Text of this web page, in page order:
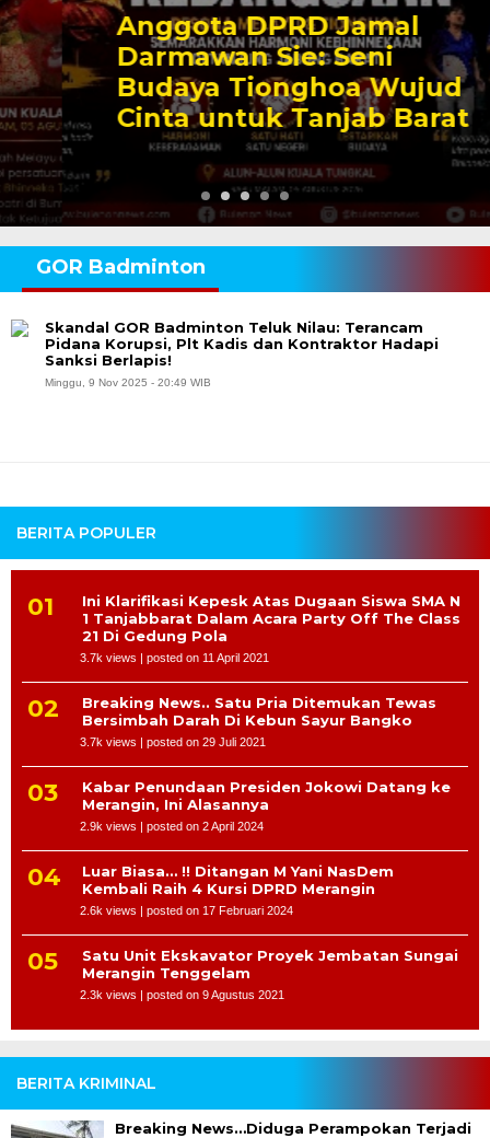
Anggota DPRD Jamal
Darmawan Sie: Seni
Budaya Tionghoa Wujud
Cinta untuk Tanjab Barat
BERITA POPULER
Ini Klarifikasi Kepesk Atas Dugaan Siswa SMA N
1 Tanjabbarat Dalam Acara Party Off The Class
21 Di Gedung Pola
3.7k views | posted on 11 April 2021
Breaking News.. Satu Pria Ditemukan Tewas
Bersimbah Darah Di Kebun Sayur Bangko
3.7k views | posted on 29 Juli 2021
Kabar Penundaan Presiden Jokowi Datang ke
Merangin, Ini Alasannya
2.9k views | posted on 2 April 2024
Luar Biasa… !! Ditangan M Yani NasDem
Kembali Raih 4 Kursi DPRD Merangin
2.6k views | posted on 17 Februari 2024
Satu Unit Ekskavator Proyek Jembatan Sungai
Merangin Tenggelam
2.3k views | posted on 9 Agustus 2021
BERITA KRIMINAL
Breaking News…Diduga Perampokan Terjadi
GOR Badminton
Skandal GOR Badminton Teluk Nilau: Terancam
Pidana Korupsi, Plt Kadis dan Kontraktor Hadapi
Sanksi Berlapis!
Minggu, 9 Nov 2025 - 20:49 WIB